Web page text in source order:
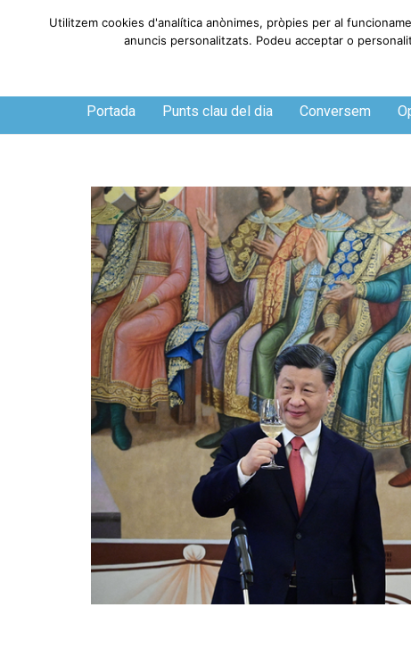
Dijous, 6 de agosto de 2026
Portada Punts clau del dia Conversem
Utilitzem cookies d'analítica anònimes, pròpies per al
anuncis personalitzats. Podeu acceptar o